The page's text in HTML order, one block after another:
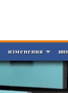
изменения